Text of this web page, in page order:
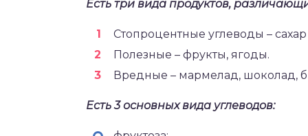
Есть три вида продуктов,
Стопроцентные углеводы –
Полезные – фрукты, ягоды.
Вредные – мармелад, шоколад,
Есть 3 основных вида углеводов: